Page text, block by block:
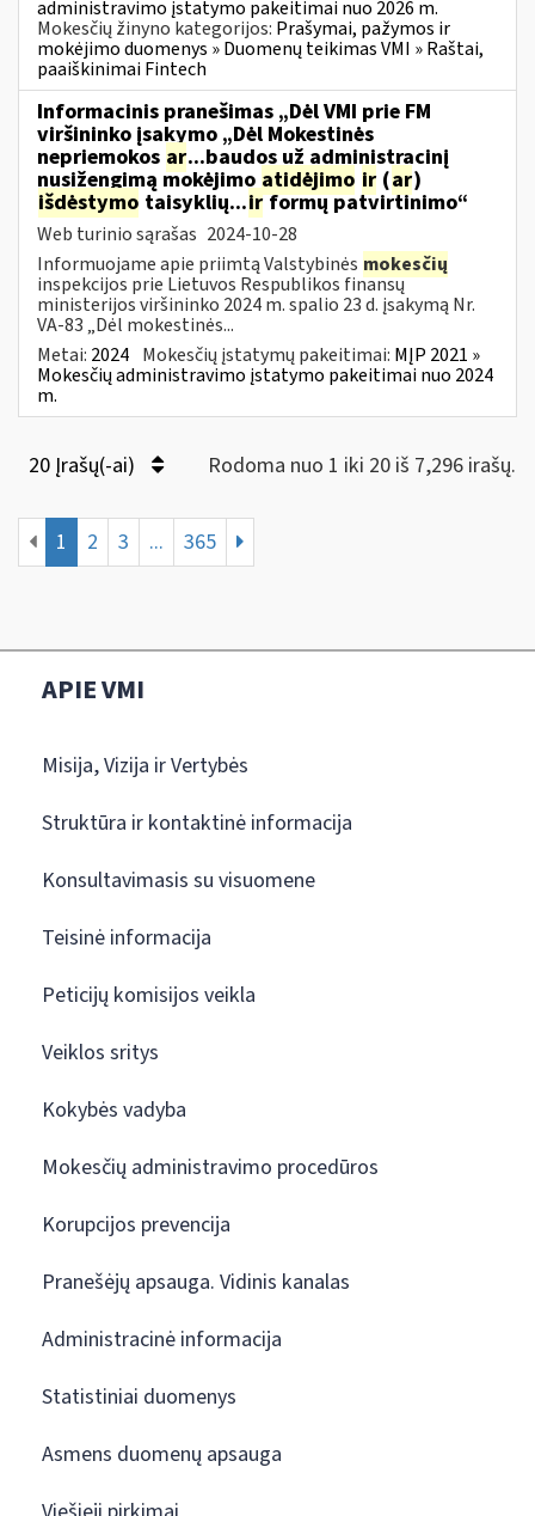
administravimo įstatymo pakeitimai nuo 2026 m.
Mokesčių žinyno kategorijos: Prašymai, pažymos ir
mokėjimo duomenys » Duomenų teikimas VMI » Raštai,
paaiškinimai Fintech
Informacinis pranešimas „Dėl VMI prie FM
viršininko įsakymo „Dėl Mokestinės
nepriemokos ar...baudos už administracinį
nusižengimą mokėjimo atidėjimo ir (ar)
išdėstymo taisyklių...irformų patvirtinimo“
Web turinio sąrašas 2024-10-28
Informuojame apie priimtą Valstybinės mokesčių
inspekcijos prie Lietuvos Respublikos finansų
ministerijos viršininko 2024 m. spalio 23 d. įsakymą Nr.
VA-83 „Dėl mokestinės...
Metai: 2024 Mokesčių įstatymų pakeitimai: MĮP 2021 »
Mokesčių administravimo įstatymo pakeitimai nuo 2024
m.
20 Įrašų(-ai) Rodoma nuo 1 iki 20 iš 7,296 irašų.
1 2 3 ... 365
APIE VMI
Misija, Vizija ir Vertybės
Struktūra ir kontaktinė informacija
Konsultavimasis su visuomene
Teisinė informacija
Peticijų komisijos veikla
Veiklos sritys
Kokybės vadyba
Mokesčių administravimo procedūros
Korupcijos prevencija
Pranešėjų apsauga. Vidinis kanalas
Administracinė informacija
Statistiniai duomenys
Asmens duomenų apsauga